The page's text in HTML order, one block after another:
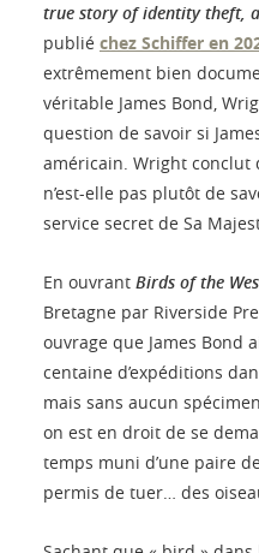
true story of identity theft,
publié chez Schiffer en
extrêmement bien
véritable James Bond,
question de savoir si
américain. Wright conclut
n’est-elle pas plutôt de
service secret de Sa
En ouvrant Birds of the
Bretagne par Riverside
ouvrage que James Bond
centaine d’expéditions
mais sans aucun
on est en droit de se
temps muni d’une paire
permis de tuer… des